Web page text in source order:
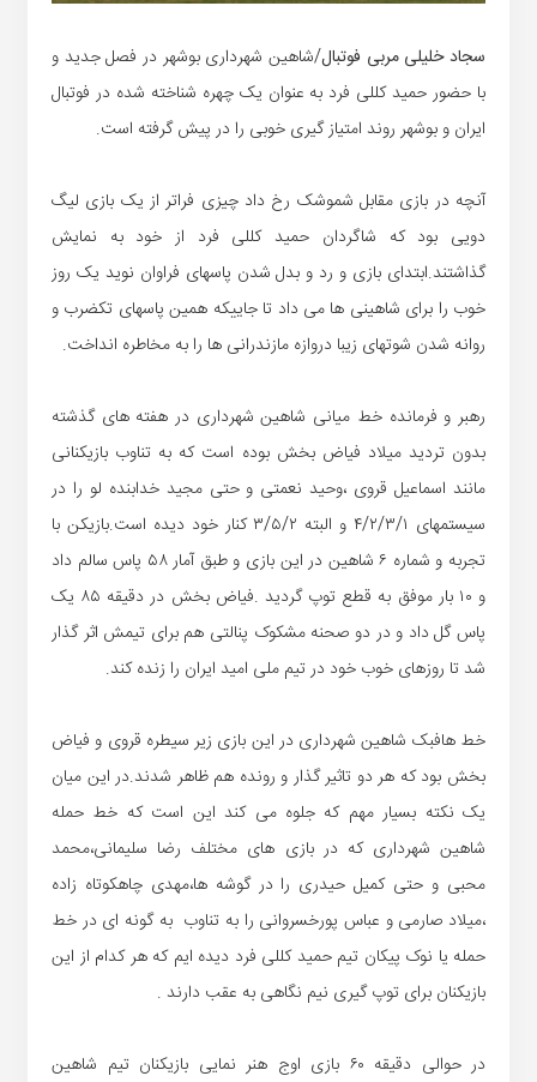
سجاد خلیلی مربی فوتبال/شاهین شهرداری بوشهر در فصل جدید و
با حضور حمید کللی فرد به عنوان یک چهره شناخته شده در فوتبال
ایران و بوشهر روند امتیاز گیری خوبی را در پیش گرفته است.
آنچه در بازی مقابل شموشک رخ داد چیزی فراتر از یک بازی لیگ
دویی بود که شاگردان حمید کللی فرد از خود به نمایش
گذاشتند.ابتدای بازی و رد و بدل شدن پاسهای فراوان نوید یک روز
خوب را برای شاهینی ها می داد تا جاییکه همین پاسهای تکضرب و
روانه شدن شوتهای زیبا دروازه مازندرانی ها را به مخاطره انداخت.
رهبر و فرمانده خط میانی شاهین شهرداری در هفته های گذشته
بدون تردید میلاد فیاض بخش بوده است که به تناوب بازیکنانی
مانند اسماعیل قروی ،وحید نعمتی و حتی مجید خدابنده لو را در
سیستمهای ۴/۲/۳/۱ و البته ۳/۵/۲ کنار خود دیده است.بازیکن با
تجربه و شماره ۶ شاهین در این بازی و طبق آمار ۵۸ پاس سالم داد
و ۱۰ بار موفق به قطع توپ گردید .فیاض بخش در دقیقه ۸۵ یک
پاس گل داد و در دو صحنه مشکوک پنالتی هم برای تیمش اثر گذار
شد تا روزهای خوب خود در تیم ملی امید ایران را زنده کند.
خط هافبک شاهین شهرداری در این بازی زیر سیطره قروی و فیاض
بخش بود که هر دو تاثیر گذار و رونده هم ظاهر شدند.در این میان
یک نکته بسیار مهم که جلوه می کند این است که خط حمله
شاهین شهرداری که در بازی های مختلف رضا سلیمانی،محمد
محبی و حتی کمیل حیدری را در گوشه ها،مهدی چاهکوتاه زاده
،میلاد صارمی و عباس پورخسروانی را به تناوب به گونه ای در خط
حمله یا نوک پیکان تیم حمید کللی فرد دیده ایم که هر کدام از این
بازیکنان برای توپ گیری نیم نگاهی به عقب دارند .
در حوالی دقیقه ۶۰ بازی اوج هنر نمایی بازیکنان تیم شاهین